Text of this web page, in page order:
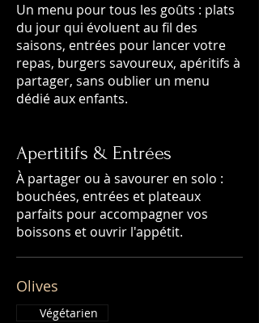
Un menu pour tous les goûts : plats
du jour qui évoluent au fil des
saisons, entrées pour lancer votre
repas, burgers savoureux, apéritifs à
partager, sans oublier un menu
dédié aux enfants.
Apertitifs & Entrées
À partager ou à savourer en solo :
bouchées, entrées et plateaux
parfaits pour accompagner vos
boissons et ouvrir l'appétit.
Olives
Végétarien